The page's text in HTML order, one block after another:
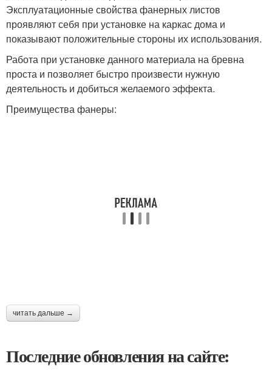
Эксплуатационные свойства фанерных листов
проявляют себя при установке на каркас дома и
показывают положительные стороны их использования.
Работа при установке данного материала на бревна
проста и позволяет быстро произвести нужную
деятельность и добиться желаемого эффекта.
Преимущества фанеры:
читать дальше →
Последние обновления на сайте: